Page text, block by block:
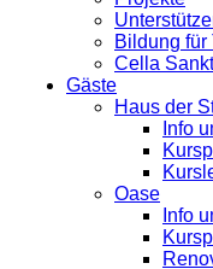
Bildung für
Cella
Gäste
Haus der
Info
Oase
Info